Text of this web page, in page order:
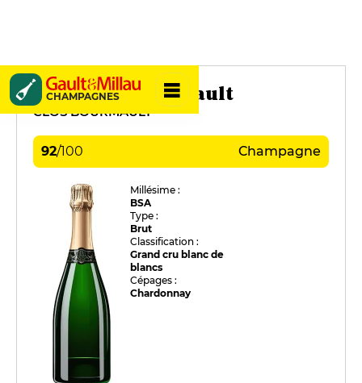
CHAMPAGNES
Christian Bourmault
CLOS BOURMAULT
92/100 Champagne
Millésime :
BSA
Type :
Brut
Classification :
Grand cru blanc de
blancs
Cépages :
Chardonnay